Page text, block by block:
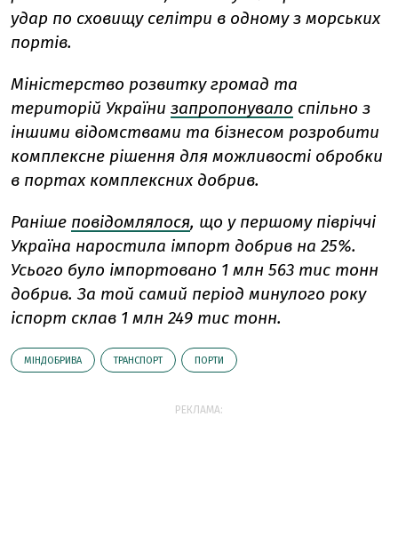
удар по сховищу селітри в одному з морських
портів.
Міністерство розвитку громад та
територій України запропонувало спільно з
іншими відомствами та бізнесом розробити
комплексне рішення для можливості обробки
в портах комплексних добрив.
Раніше повідомлялося, що у першому півріччі
Україна наростила імпорт добрив на 25%.
Усього було імпортовано 1 млн 563 тис тонн
добрив. За той самий період минулого року
іспорт склав 1 млн 249 тис тонн.
МІНДОБРИВА ТРАНСПОРТ ПОРТИ
РЕКЛАМА: